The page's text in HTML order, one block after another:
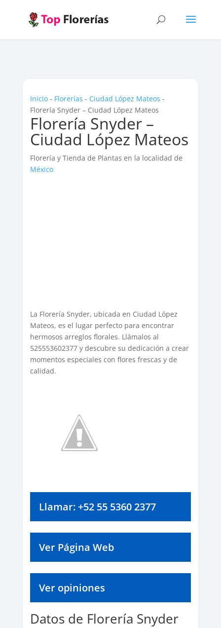
Inicio- Florerías - Ciudad López Mateos -
Florería Snyder – Ciudad López Mateos
Florería Snyder –
Ciudad López Mateos
Florería y Tienda de Plantas en la localidad de
México
La Florería Snyder, ubicada en Ciudad López
Mateos, es el lugar perfecto para encontrar
hermosos arreglos florales. Llámalos al
525553602377 y descubre su dedicación a crear
momentos especiales con flores frescas y de
calidad.
Llamar: +52 55 5360 2377
Ver Página Web
Ver opiniones
Datos de Florería Snyder